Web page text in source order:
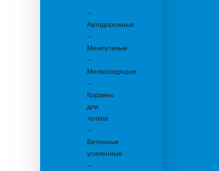
–
Автодорожные
–
Межпутевые
–
Мелкосидящие
–
Корзины
для
лотков
–
Бетонные
усиленные
–